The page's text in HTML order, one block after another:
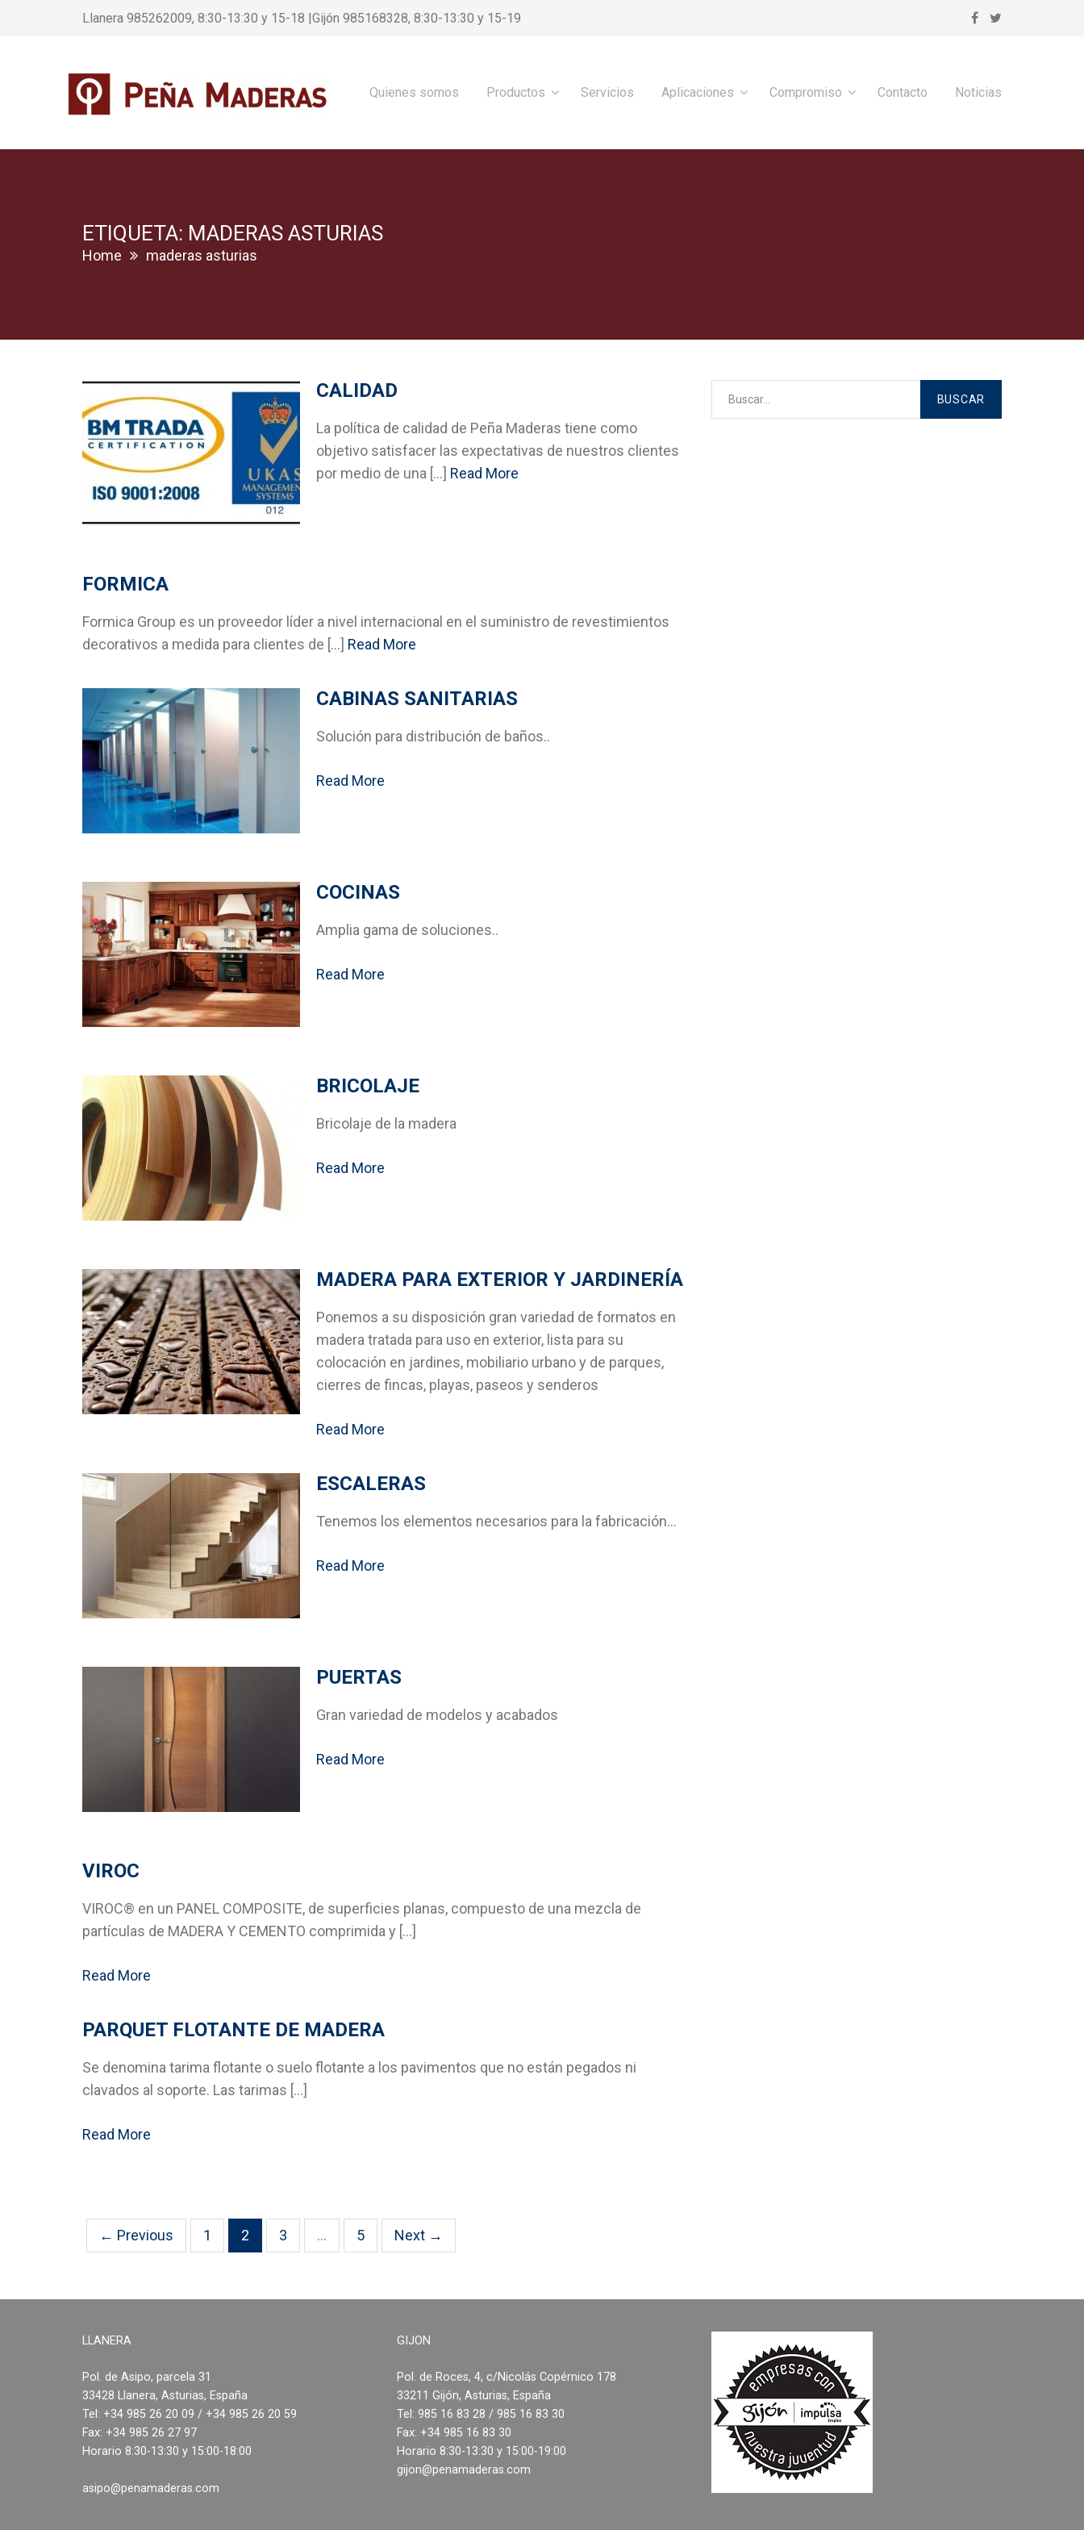
Llanera 985262009, 8:30-13:30 y 15-18 |Gijón 985168328, 8:30-13:30 y 15-19
Quienes somos Productos Servicios Aplicaciones Compromiso Contacto Noticias
ETIQUETA: MADERAS ASTURIAS
Home maderas asturias
CALIDAD
La política de calidad de Peña Maderas tiene como
objetivo satisfacer las expectativas de nuestros clientes
por medio de una [...] Read More
FORMICA
Formica Group es un proveedor líder a nivel internacional en el suministro de revestimientos
decorativos a medida para clientes de [...] Read More
CABINAS SANITARIAS
Solución para distribución de baños..
Read More
COCINAS
Amplia gama de soluciones..
Read More
BRICOLAJE
Bricolaje de la madera
Read More
MADERA PARA EXTERIOR Y JARDINERÍA
Ponemos a su disposición gran variedad de formatos en
madera tratada para uso en exterior, lista para su
colocación en jardines, mobiliario urbano y de parques,
cierres de fincas, playas, paseos y senderos
Read More
ESCALERAS
Tenemos los elementos necesarios para la fabricación…
Read More
PUERTAS
Gran variedad de modelos y acabados
Read More
VIROC
VIROC® en un PANEL COMPOSITE, de superficies planas, compuesto de una mezcla de
partículas de MADERA Y CEMENTO comprimida y […]
Read More
PARQUET FLOTANTE DE MADERA
Se denomina tarima flotante o suelo flotante a los pavimentos que no están pegados ni
clavados al soporte. Las tarimas […]
Read More
← Previous 1 2 3 … 5 Next →
LLANERA
Pol. de Asipo, parcela 31
33428 Llanera, Asturias, España
Tel: +34 985 26 20 09 / +34 985 26 20 59
Fax: +34 985 26 27 97
Horario 8:30-13:30 y 15:00-18:00
asipo@penamaderas.com
GIJON
Pol. de Roces, 4, c/Nicolás Copérnico 178
33211 Gijón, Asturias, España
Tel: 985 16 83 28 / 985 16 83 30
Fax: +34 985 16 83 30
Horario 8:30-13:30 y 15:00-19:00
gijon@penamaderas.com